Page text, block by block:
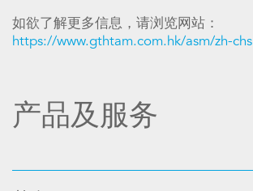
如欲了解更多信息，请浏览网站：
https://www.gthtam.com.hk/asm/zh-chs
产品及服务